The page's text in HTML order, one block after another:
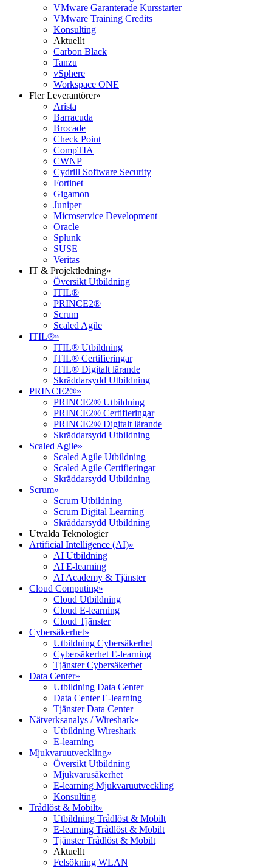
VMware Garanterade Kursstarter
VMware Training Credits
Konsulting
Aktuellt
Carbon Black
Tanzu
vSphere
Workspace ONE
Fler Leverantörer»
Arista
Barracuda
Brocade
Check Point
CompTIA
CWNP
Cydrill Software Security
Fortinet
Gigamon
Juniper
Microservice Development
Oracle
Splunk
SUSE
Veritas
IT & Projektledning»
Översikt Utbildning
ITIL®
PRINCE2®
Scrum
Scaled Agile
ITIL®»
ITIL® Utbildning
ITIL® Certifieringar
ITIL® Digitalt lärande
Skräddarsydd Utbildning
PRINCE2®»
PRINCE2® Utbildning
PRINCE2® Certifieringar
PRINCE2® Digitalt lärande
Skräddarsydd Utbildning
Scaled Agile»
Scaled Agile Utbildning
Scaled Agile Certifieringar
Skräddarsydd Utbildning
Scrum»
Scrum Utbildning
Scrum Digital Learning
Skräddarsydd Utbildning
Utvalda Teknologier
Artificial Intelligence (AI)»
AI Utbildning
AI E-learning
AI Academy & Tjänster
Cloud Computing»
Cloud Utbildning
Cloud E-learning
Cloud Tjänster
Cybersäkerhet»
Utbildning Cybersäkerhet
Cybersäkerhet E-learning
Tjänster Cybersäkerhet
Data Center»
Utbildning Data Center
Data Center E-learning
Tjänster Data Center
Nätverksanalys / Wireshark»
Utbildning Wireshark
E-learning
Mjukvaruutveckling»
Översikt Utbildning
Mjukvarusäkerhet
E-learning Mjukvaruutveckling
Konsulting
Trådlöst & Mobilt»
Utbildning Trådlöst & Mobilt
E-learning Trådlöst & Mobilt
Tjänster Trådlöst & Mobilt
Aktuellt
Felsökning WLAN